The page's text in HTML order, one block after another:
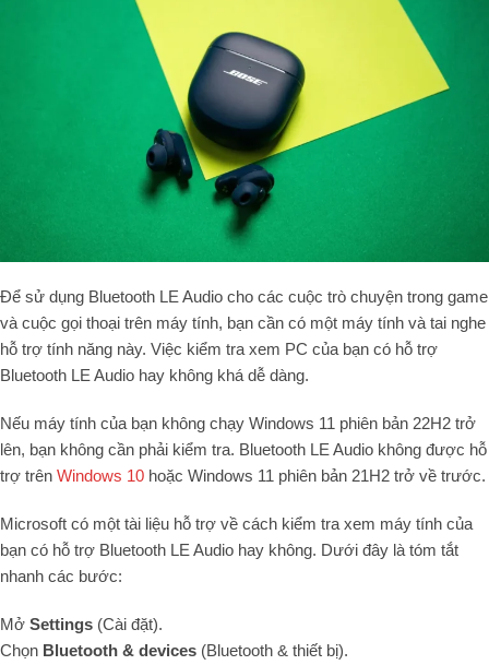
Để sử dụng Bluetooth LE Audio cho các cuộc trò chuyện trong game
và cuộc gọi thoại trên máy tính, bạn cần có một máy tính và tai nghe
hỗ trợ tính năng này. Việc kiểm tra xem PC của bạn có hỗ trợ
Bluetooth LE Audio hay không khá dễ dàng.
Nếu máy tính của bạn không chạy Windows 11 phiên bản 22H2 trở
lên, bạn không cần phải kiểm tra. Bluetooth LE Audio không được hỗ
trợ trên Windows 10 hoặc Windows 11 phiên bản 21H2 trở về trước.
Microsoft có một tài liệu hỗ trợ về cách kiểm tra xem máy tính của
bạn có hỗ trợ Bluetooth LE Audio hay không. Dưới đây là tóm tắt
nhanh các bước:
Mở Settings (Cài đặt).
Chọn Bluetooth & devices (Bluetooth & thiết bị).